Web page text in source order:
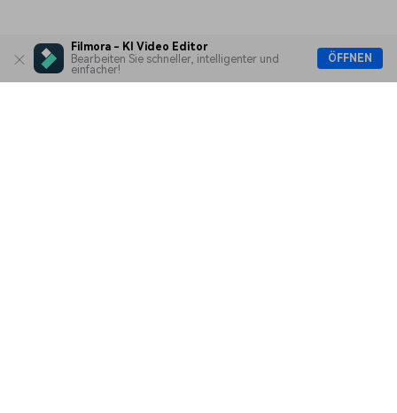
Filmora - KI Video Editor
Bearbeiten Sie schneller, intelligenter und
einfacher!
ÖFFNEN